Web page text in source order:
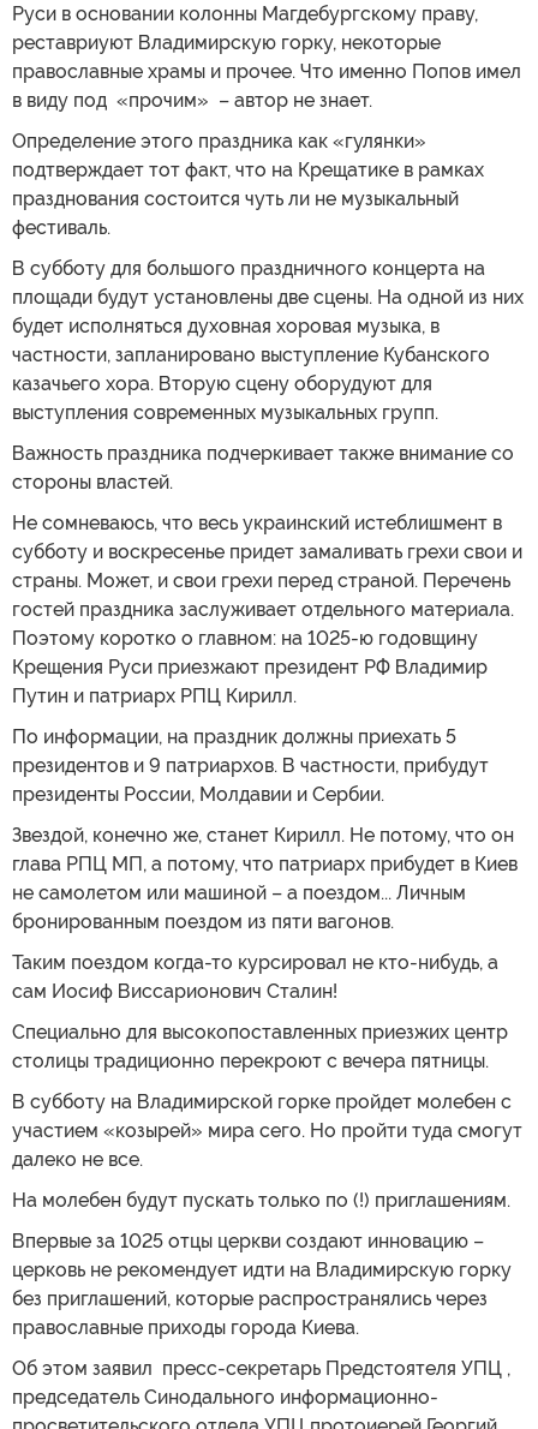
Руси в основании колонны Магдебургскому праву,
реставриуют Владимирскую горку, некоторые
православные храмы и прочее. Что именно Попов имел
в виду под «прочим» – автор не знает.
Определение этого праздника как «гулянки»
подтверждает тот факт, что на Крещатике в рамках
празднования состоится чуть ли не музыкальный
фестиваль.
В субботу для большого праздничного концерта на
площади будут установлены две сцены. На одной из них
будет исполняться духовная хоровая музыка, в
частности, запланировано выступление Кубанского
казачьего хора. Вторую сцену оборудуют для
выступления современных музыкальных групп.
Важность праздника подчеркивает также внимание со
стороны властей.
Не сомневаюсь, что весь украинский истеблишмент в
субботу и воскресенье придет замаливать грехи свои и
страны. Может, и свои грехи перед страной. Перечень
гостей праздника заслуживает отдельного материала.
Поэтому коротко о главном: на 1025-ю годовщину
Крещения Руси приезжают президент РФ Владимир
Путин и патриарх РПЦ Кирилл.
По информации, на праздник должны приехать 5
президентов и 9 патриархов. В частности, прибудут
президенты России, Молдавии и Сербии.
Звездой, конечно же, станет Кирилл. Не потому, что он
глава РПЦ МП, а потому, что патриарх прибудет в Киев
не самолетом или машиной – а поездом... Личным
бронированным поездом из пяти вагонов.
Таким поездом когда-то курсировал не кто-нибудь, а
сам Иосиф Виссарионович Сталин!
Специально для высокопоставленных приезжих центр
столицы традиционно перекроют с вечера пятницы.
В субботу на Владимирской горке пройдет молебен с
участием «козырей» мира сего. Но пройти туда смогут
далеко не все.
На молебен будут пускать только по (!) приглашениям.
Впервые за 1025 отцы церкви создают инновацию –
церковь не рекомендует идти на Владимирскую горку
без приглашений, которые распространялись через
православные приходы города Киева.
Об этом заявил пресс-секретарь Предстоятеля УПЦ ,
председатель Синодального информационно-